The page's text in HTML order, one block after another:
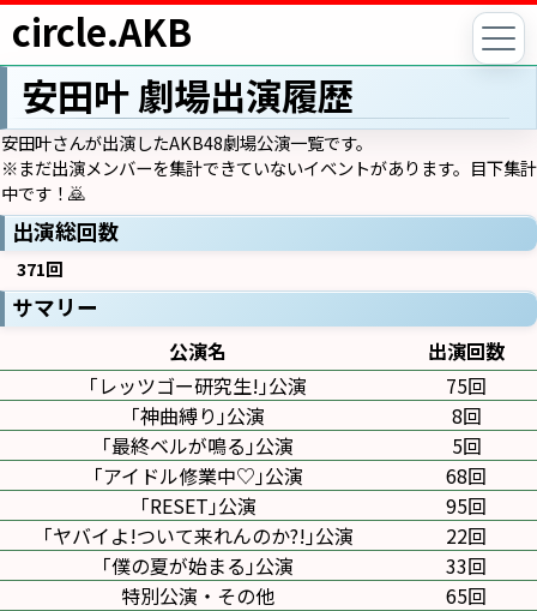
circle.AKB
安田叶 劇場出演履歴
安田叶さんが出演したAKB48劇場公演一覧です。
※まだ出演メンバーを集計できていないイベントがあります。目下集計
中です！🙇
出演総回数
371回
サマリー
公演名
出演回数
｢レッツゴー研究生!｣公演
75回
｢神曲縛り｣公演
8回
｢最終ベルが鳴る｣公演
5回
｢アイドル修業中♡｣公演
68回
｢RESET｣公演
95回
｢ヤバイよ!ついて来れんのか?!｣公演
22回
｢僕の夏が始まる｣公演
33回
特別公演・その他
65回